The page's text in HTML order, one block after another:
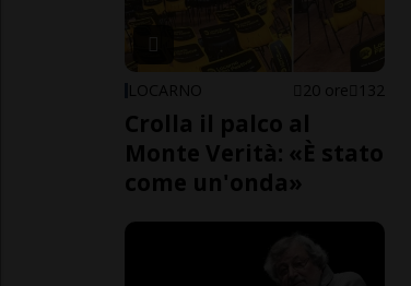
LOCARNO 20 ore 132
Crolla il palco al
Monte Verità: «È stato
come un'onda»